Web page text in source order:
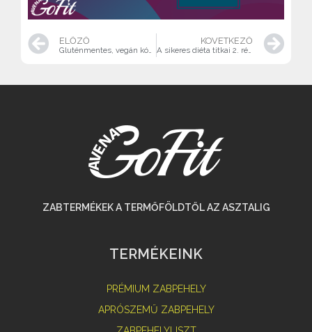
ELŐZŐ
Gluténmentes, vegán kókuszgolyó „tejbegrízből”
KÖVETKEZŐ
A sikeres diéta titkai 2. rész
ZABTERMÉKEK A TERMŐFÖLDTŐL AZ ASZTALIG
TERMÉKEINK
PRÉMIUM ZABPEHELY
APRÓSZEMŰ ZABPEHELY